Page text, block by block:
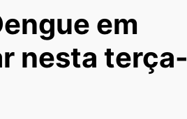
em
nesta terça-